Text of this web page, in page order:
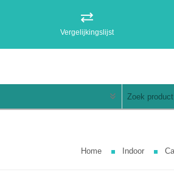
Vergelijkingslijst
Home Indoor